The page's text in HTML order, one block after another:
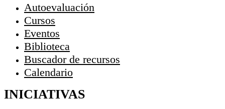
Autoevaluación
Cursos
Eventos
Biblioteca
Buscador de recursos
Calendario
INICIATIVAS